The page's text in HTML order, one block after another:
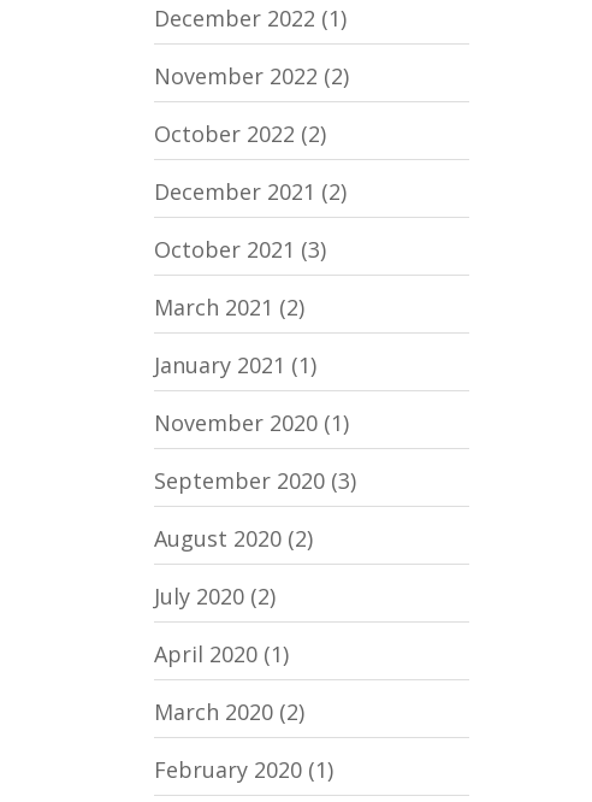
December 2022 (1)
November 2022 (2)
October 2022 (2)
December 2021 (2)
October 2021 (3)
March 2021 (2)
January 2021 (1)
November 2020(1)
September 2020(3)
August 2020(2)
July 2020(2)
April 2020(1)
March 2020(2)
February 2020(1)